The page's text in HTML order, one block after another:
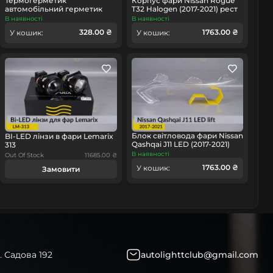
автомобільний герметик
для фар Orgavyl Оргавіл
В наявності
У кошик: 328.00 ₴
T32 Halogen (2017-2021) рест
лівий
В наявності
У кошик: 1763.00 ₴
BI-LED лінзи в фари Lemarix
313
Out Of Stock 11685.00 ₴
Замовити
Блок світловода фари Nissan
Qashqai J11 LED (2017-2021)
рест довгий лівий
В наявності
У кошик: 1763.00 ₴
Садова 192 autolighttclub@gmail.com